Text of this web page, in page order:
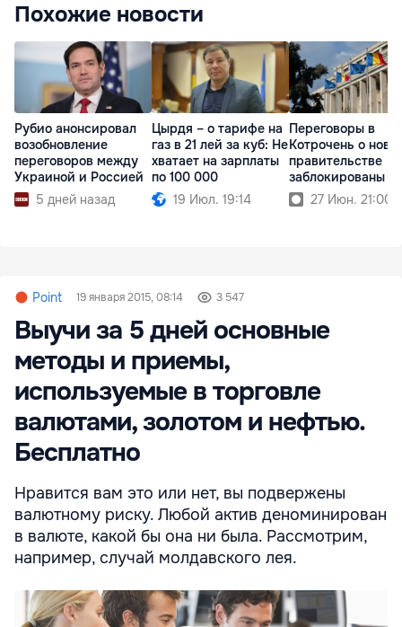
Похожие новости
Рубио анонсировал
возобновление
переговоров между
Украиной и Россией
5 дней назад
Цырдя – о тарифе на
газ в 21 лей за куб: Не
хватает на зарплаты
по 100 000
19 Июл. 19:14
Переговоры в
Котрочень о
правительстве
заблокированы
27 Июн. 21:00
Point 19 января 2015, 08:14 3 547
Выучи за 5 дней основные
методы и приемы,
используемые в торговле
валютами, золотом и нефтью.
Бесплатно
Нравится вам это или нет, вы подвержены
валютному риску. Любой актив деноминирован
в валюте, какой бы она ни была. Рассмотрим,
например, случай молдавского лея.